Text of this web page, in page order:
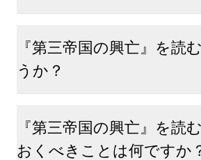
『第三帝国の興亡』を読
うか？
『第三帝国の興亡』を読
おくべきことは何ですか